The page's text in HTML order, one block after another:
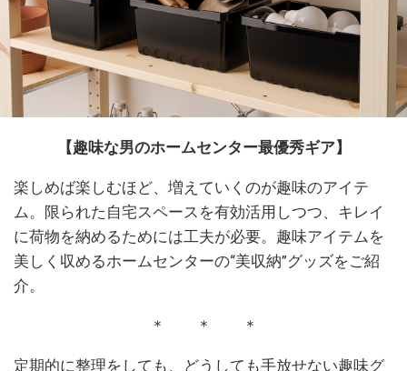
【趣味な男のホームセンター最優秀ギア】
楽しめば楽しむほど、増えていくのが趣味のアイテ
ム。限られた自宅スペースを有効活用しつつ、キレイ
に荷物を納めるためには工夫が必要。趣味アイテムを
美しく収めるホームセンターの“美収納”グッズをご紹
介。
＊ ＊ ＊
定期的に整理をしても、どうしても手放せない趣味グ